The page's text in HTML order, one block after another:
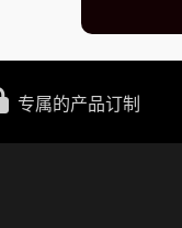
专属的产品订制